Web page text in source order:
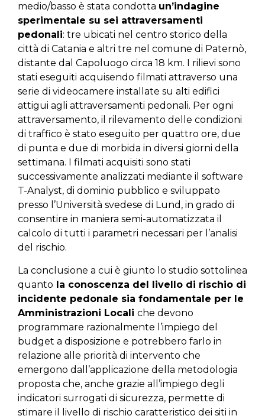
medio/basso è stata condotta un’indagine
sperimentale su sei attraversamenti
pedonali: tre ubicati nel centro storico della
città di Catania e altri tre nel comune di Paternò,
distante dal Capoluogo circa 18 km. I rilievi sono
stati eseguiti acquisendo filmati attraverso una
serie di videocamere installate su alti edifici
attigui agli attraversamenti pedonali. Per ogni
attraversamento, il rilevamento delle condizioni
di traffico è stato eseguito per quattro ore, due
di punta e due di morbida in diversi giorni della
settimana. I filmati acquisiti sono stati
successivamente analizzati mediante il software
T-Analyst, di dominio pubblico e sviluppato
presso l’Università svedese di Lund, in grado di
consentire in maniera semi-automatizzata il
calcolo di tutti i parametri necessari per l’analisi
del rischio.
La conclusione a cui è giunto lo studio sottolinea
quanto la conoscenza del livello di rischio di
incidente pedonale sia fondamentale per le
Amministrazioni Locali che devono
programmare razionalmente l’impiego del
budget a disposizione e potrebbero farlo in
relazione alle priorità di intervento che
emergono dall’applicazione della metodologia
proposta che, anche grazie all’impiego degli
indicatori surrogati di sicurezza, permette di
stimare il livello di rischio caratteristico dei siti in